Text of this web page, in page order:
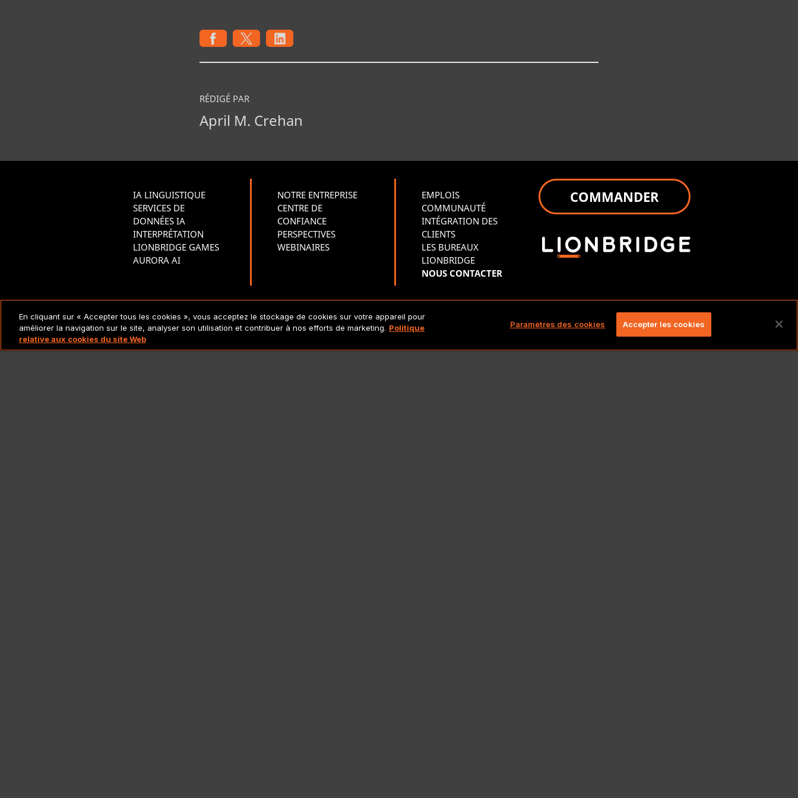
RÉDIGÉ PAR
April M. Crehan
IA LINGUISTIQUE
SERVICES DE
DONNÉES IA
INTERPRÉTATION
LIONBRIDGE GAMES
AURORA AI
NOTRE ENTREPRISE
CENTRE DE
CONFIANCE
PERSPECTIVES
WEBINAIRES
EMPLOIS
COMMUNAUTÉ
INTÉGRATION DES
CLIENTS
LES BUREAUX
LIONBRIDGE
NOUS CONTACTER
COMMANDER
MENTIONS LÉGALES ET
POLITIQUES
Copyright 2026 Lionbridge Technologies, LLC. Tous droits réservés.
En cliquant sur « Accepter tous les cookies », vous acceptez le stockage de cookies sur votre appareil pour
améliorer la navigation sur le site, analyser son utilisation et contribuer à nos efforts de marketing. Politique
relative aux cookies du site Web
Paramètres des cookies Accepter les cookies